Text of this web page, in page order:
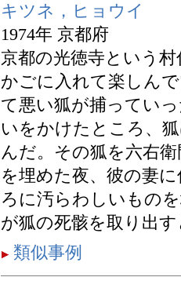
キツネ，ヒョウイ
1974年 京都府
京都の光徳寺という
かごに入れて楽しん
て悪い狐が捕ってい
いをかけたところ、
んだ。その狐を六右
を埋めた夜、彼の妻
ろに汚らわしいもの
が狐の死骸を取り出
類似事例